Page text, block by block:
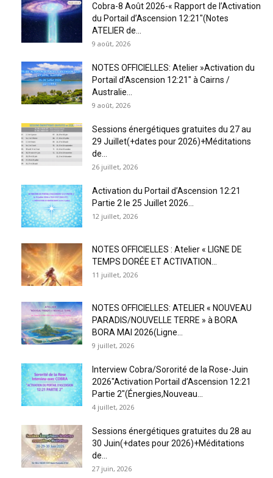
Cobra-8 Août 2026-« Rapport de l’Activation
du Portail d’Ascension 12:21″(Notes
ATELIER de...
9 août, 2026
NOTES OFFICIELLES: Atelier »Activation du
Portail d’Ascension 12:21″ à Cairns /
Australie...
9 août, 2026
Sessions énergétiques gratuites du 27 au
29 Juillet(+dates pour 2026)+Méditations
de...
26 juillet, 2026
Activation du Portail d’Ascension 12:21
Partie 2 le 25 Juillet 2026...
12 juillet, 2026
NOTES OFFICIELLES : Atelier « LIGNE DE
TEMPS DORÉE ET ACTIVATION...
11 juillet, 2026
NOTES OFFICIELLES: ATELIER « NOUVEAU
PARADIS/NOUVELLE TERRE » à BORA
BORA MAI 2026(Ligne...
9 juillet, 2026
Interview Cobra/Sororité de la Rose-Juin
2026″Activation Portail d’Ascension 12:21
Partie 2″(Énergies,Nouveau...
4 juillet, 2026
Sessions énergétiques gratuites du 28 au
30 Juin(+dates pour 2026)+Méditations
de...
27 juin, 2026